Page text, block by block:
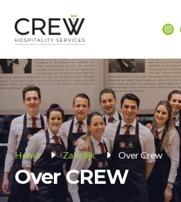
Home Zakelijk Over Crew
Over CREW